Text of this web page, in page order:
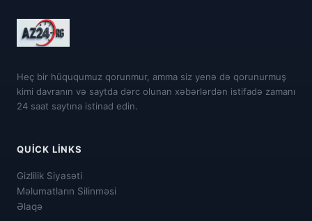
Heç bir hüququmuz qorunmur, amma siz yenə də qorunurmuş
kimi davranın və saytda dərc olunan xəbərlərdən istifadə zamanı
24 saat saytına istinad edin.
QUICK LINKS
Gizlilik Siyasəti
Məlumatların Silinməsi
Əlaqə